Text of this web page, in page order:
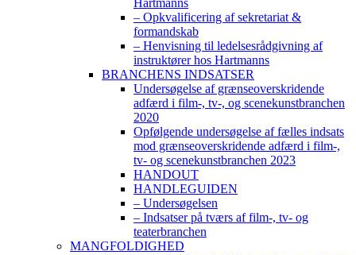
Hartmanns
– Opkvalificering af sekretariat &
formandskab
– Henvisning til ledelsesrådgivning af
instruktører hos Hartmanns
BRANCHENS INDSATSER
Undersøgelse af grænseoverskridende
adfærd i film-, tv-, og scenekunstbranchen
2020
Opfølgende undersøgelse af fælles indsats
mod grænseoverskridende adfærd i film-,
tv- og scenekunstbranchen 2023
HANDOUT
HANDLEGUIDEN
– Undersøgelsen
– Indsatser på tværs af film-, tv- og
teaterbranchen
MANGFOLDIGHED